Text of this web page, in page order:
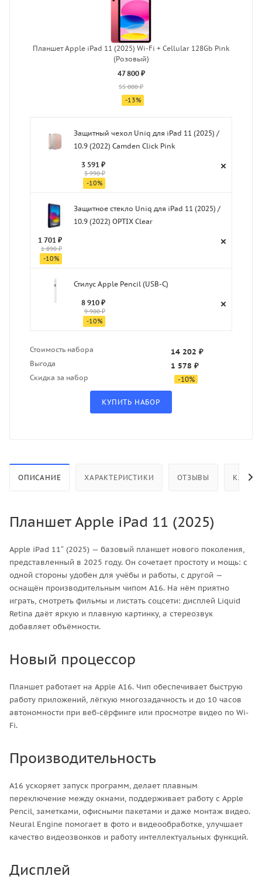
Планшет Apple iPad 11 (2025) Wi-Fi + Cellular 128Gb Pink
(Розовый)
47 800 ₽
55 000 ₽
-13%
Защитный чехол Uniq для iPad 11 (2025) /
10.9 (2022) Camden Click Pink
3 591 ₽
3 990 ₽
-10%
Защитное стекло Uniq для iPad 11 (2025) /
10.9 (2022) OPTIX Clear
1 701 ₽
1 890 ₽
-10%
Стилус Apple Pencil (USB-C)
8 910 ₽
9 900 ₽
-10%
Стоимость набора 14 202 ₽
Выгода 1 578 ₽
Скидка за набор -10%
ОПИСАНИЕ ХАРАКТЕРИСТИКИ ОТЗЫВЫ КАК
Планшет Apple iPad 11 (2025)
Apple iPad 11″ (2025) — базовый планшет нового поколения,
представленный в 2025 году. Он сочетает простоту и мощь: с
одной стороны удобен для учёбы и работы, с другой —
оснащён производительным чипом A16. На нём приятно
играть, смотреть фильмы и листать соцсети: дисплей Liquid
Retina даёт яркую и плавную картинку, а стереозвук
добавляет объёмности.
Новый процессор
Планшет работает на Apple A16. Чип обеспечивает быструю
работу приложений, лёгкую многозадачность и до 10 часов
автономности при веб-сёрфинге или просмотре видео по Wi-
Fi.
Производительность
A16 ускоряет запуск программ, делает плавным
переключение между окнами, поддерживает работу с Apple
Pencil, заметками, офисными пакетами и даже монтаж видео.
Neural Engine помогает в фото и видеообработке, улучшает
качество видеозвонков и работу интеллектуальных функций.
Дисплей